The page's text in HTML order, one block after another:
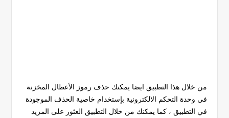
من خلال هذا التطبيق ايضا يمكنك حذف رموز الأعطال المخزنة
في وحدة التحكم الالكترونية بإستخدام خاصية الحذف الموجودة
في التطبيق ، كما يمكنك من خلال التطبيق العثور على المزيد